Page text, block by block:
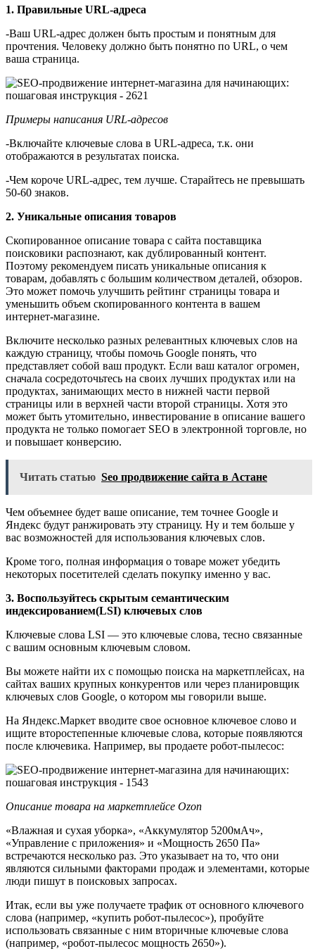
1. Правильные URL-адреса
-Ваш URL-адрес должен быть простым и понятным для
прочтения. Человеку должно быть понятно по URL, о чем
ваша страница.
Примеры написания URL-адресов
-Включайте ключевые слова в URL-адреса, т.к. они
отображаются в результатах поиска.
-Чем короче URL-адрес, тем лучше. Старайтесь не превышать
50-60 знаков.
2. Уникальные описания товаров
Скопированное описание товара с сайта поставщика
поисковики распознают, как дублированный контент.
Поэтому рекомендуем писать уникальные описания к
товарам, добавлять с большим количеством деталей, обзоров.
Это может помочь улучшить рейтинг страницы товара и
уменьшить объем скопированного контента в вашем
интернет-магазине.
Включите несколько разных релевантных ключевых слов на
каждую страницу, чтобы помочь Google понять, что
представляет собой ваш продукт. Если ваш каталог огромен,
сначала сосредоточьтесь на своих лучших продуктах или на
продуктах, занимающих место в нижней части первой
страницы или в верхней части второй страницы. Хотя это
может быть утомительно, инвестирование в описание вашего
продукта не только помогает SEO в электронной торговле, но
и повышает конверсию.
Читать статью Seo продвижение сайта в Астане
Чем объемнее будет ваше описание, тем точнее Google и
Яндекс будут ранжировать эту страницу. Ну и тем больше у
вас возможностей для использования ключевых слов.
Кроме того, полная информация о товаре может убедить
некоторых посетителей сделать покупку именно у вас.
3. Воспользуйтесь скрытым семантическим
индексированием(LSI) ключевых слов
Ключевые слова LSI — это ключевые слова, тесно связанные
с вашим основным ключевым словом.
Вы можете найти их с помощью поиска на маркетплейсах, на
сайтах ваших крупных конкурентов или через планировщик
ключевых слов Google, о котором мы говорили выше.
На Яндекс.Маркет вводите свое основное ключевое слово и
ищите второстепенные ключевые слова, которые появляются
после ключевика. Например, вы продаете робот-пылесос:
Описание товара на маркетплейсе Ozon
«Влажная и сухая уборка», «Аккумулятор 5200мАч»,
«Управление с приложения» и «Мощность 2650 Па»
встречаются несколько раз. Это указывает на то, что они
являются сильными факторами продаж и элементами, которые
люди пишут в поисковых запросах.
Итак, если вы уже получаете трафик от основного ключевого
слова (например, «купить робот-пылесос»), пробуйте
использовать связанные с ним вторичные ключевые слова
(например, «робот-пылесос мощность 2650»).